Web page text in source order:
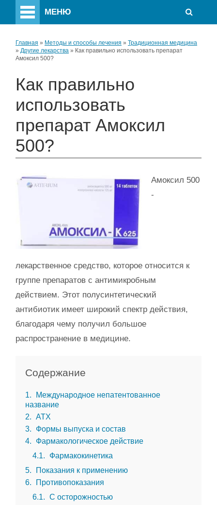
МЕНЮ
Главная » Методы и способы лечения » Традиционная медицина
» Другие лекарства » Как правильно использовать препарат
Амоксил 500?
Как правильно
использовать
препарат Амоксил
500?
Амоксил 500
-
лекарственное средство, которое относится к
группе препаратов с антимикробным
действием. Этот полусинтетический
антибиотик имеет широкий спектр действия,
благодаря чему получил большое
распространение в медицине.
Содержание
1
Международное непатентованное
название
2
АТХ
3
Формы выпуска и состав
4
Фармакологическое действие
4.1
Фармакокинетика
5
Показания к применению
6
Противопоказания
6.1
С осторожностью